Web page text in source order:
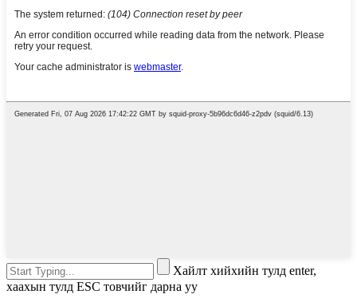
Хайлт хийхийн тулд enter,
хаахын тулд ESC товчийг дарна уу